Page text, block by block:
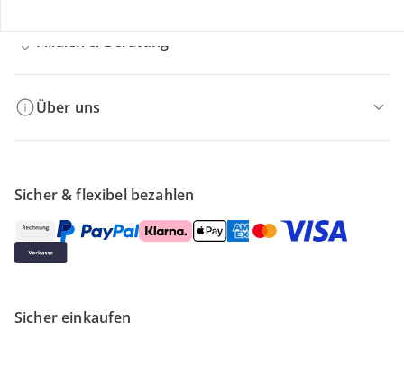
Filialen & Beratung
Über uns
Sicher & flexibel bezahlen
Sicher einkaufen